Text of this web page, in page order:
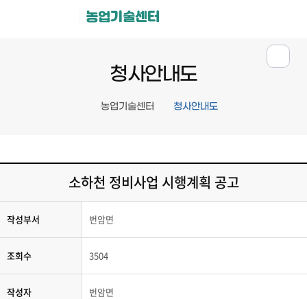
농업기술센터
청사안내도
농업기술센터 청사안내도
소하천 정비사업 시행계획 공고
작성부서 번암면
조회수 3504
작성자 번암면